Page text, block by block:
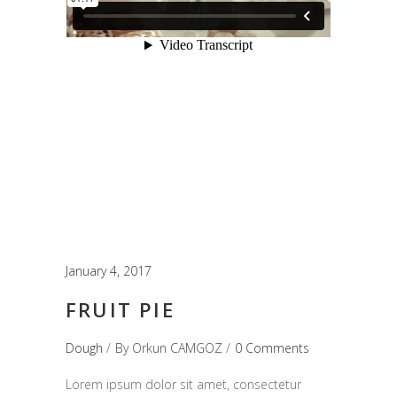
January 4, 2017
FRUIT PIE
Dough By Orkun CAMGOZ 0 Comments
Lorem ipsum dolor sit amet, consectetur